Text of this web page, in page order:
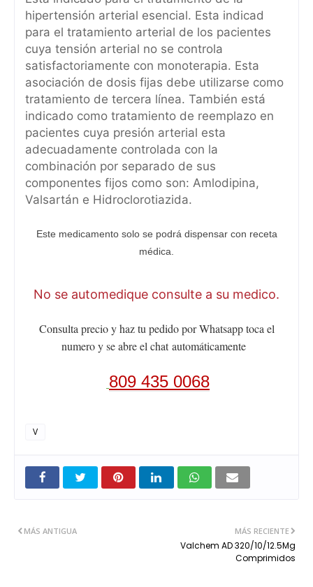
hipertensión arterial esencial. Esta indicad
para el tratamiento arterial de los pacientes
cuya tensión arterial no se controla
satisfactoriamente con monoterapia. Esta
asociación de dosis fijas debe utilizarse como
tratamiento de tercera línea. También está
indicado como tratamiento de reemplazo en
pacientes cuya presión arterial esta
adecuadamente controlada con la
combinación por separado de sus
componentes fijos como son: Amlodipina,
Valsartán e Hidroclorotiazida.
Este medicamento solo se podrá dispensar con receta
médica.
No se automedique consulte a su medico.
Consulta precio y haz tu pedido por Whatsapp toca el
numero y se abre el chatautomáticamente
809 435 0068
V
MÁS RECIENTE
Valchem AD 320/10/12.5Mg
Comprimidos
MÁS ANTIGUA